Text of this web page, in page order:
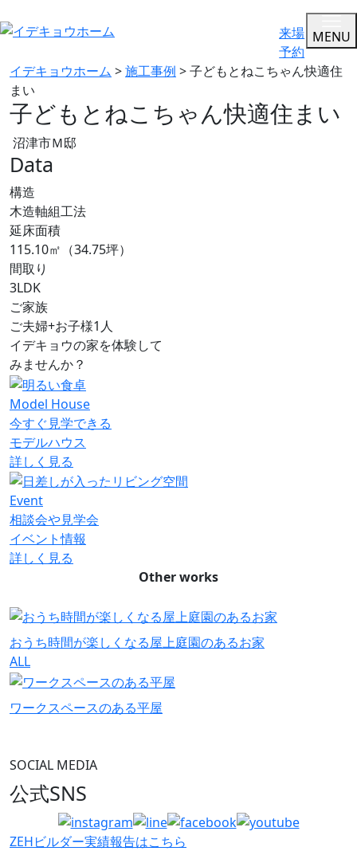
来場
予約
MENU
イデキョウホーム >施工事例 >子どもとねこちゃん快適住
まい
子どもとねこちゃん快適住まい
沼津市Ｍ邸
Data
構造
木造軸組工法
延床面積
115.10㎡（34.75坪）
間取り
3LDK
ご家族
ご夫婦+お子様1人
イデキョウの家を体験して
みませんか？
Model House
今すぐ見学できる
モデルハウス
詳しく見る
Event
相談会や見学会
イベント情報
詳しく見る
Other works
おうち時間が楽しくなる屋上庭園のあるお家
ALL
ワークスペースのある平屋
SOCIAL MEDIA
公式SNS
ZEHビルダー実績報告はこちら